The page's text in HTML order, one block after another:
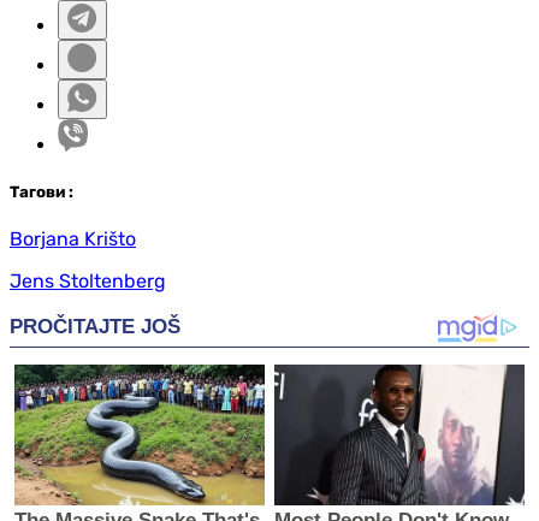
Тагови :
Borjana Krišto
Jens Stoltenberg